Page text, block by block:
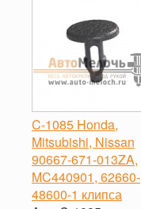
C-1085 Honda,
Mitsubishi, Nissan
90667-671-013ZA,
MC440901, 62660-
48600-1 клипса